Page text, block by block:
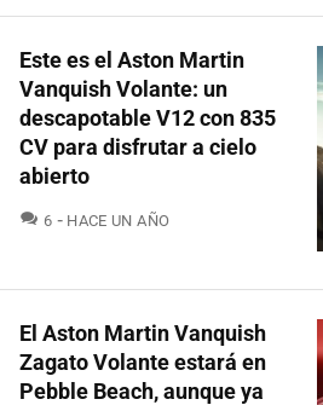
Este es el Aston Martin
Vanquish Volante: un
descapotable V12 con 835
CV para disfrutar a cielo
abierto
6 COMENTARIOS
HACE UN AÑO
El Aston Martin Vanquish
Zagato Volante estará en
Pebble Beach, aunque ya